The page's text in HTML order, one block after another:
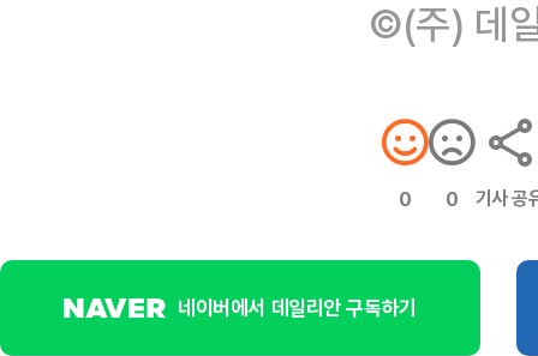
©(주) 데
0 0 기사 공
네이버에서 데일리안 구독하기